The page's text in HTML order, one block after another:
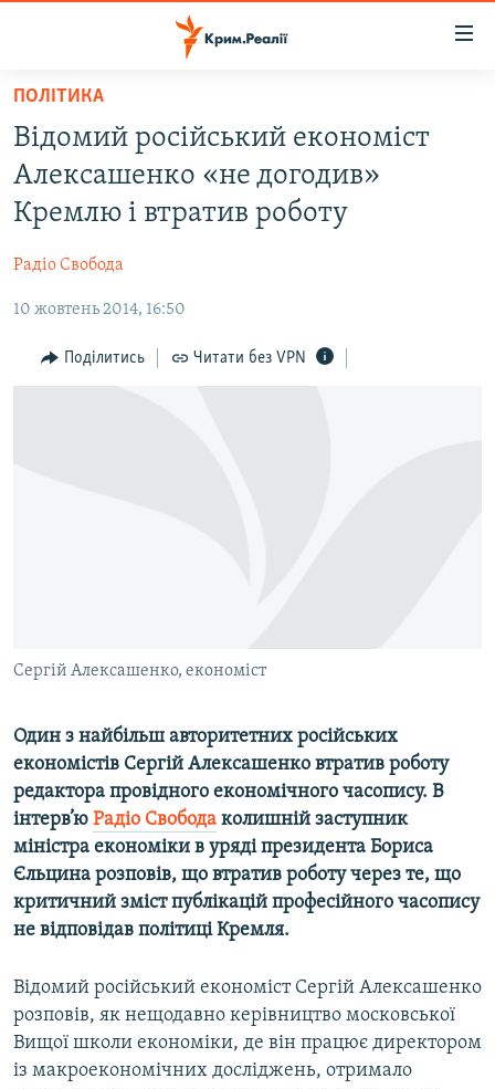
Перейти
основного
матеріалу
Перейти
до
основної
Перейти
пошуку
ВОДА.КРИМ
ВІДЕО ТА ФОТО
БЛОГИ
ПОГЛЯД
ІНТЕРВ'Ю
Усі сайти RFE/RL
ПОЛІТИКА
Відомий російський економіст
Алексашенко «не догодив»
Кремлю і втратив роботу
Радіо Свобода
10 жовтень 2014, 16:50
Поділитись Читати без VPN
Сергій Алексашенко, економіст
Один з найбільш авторитетних російських
економістів Сергій Алексашенко втратив роботу
редактора провідного економічного часопису. В
інтерв’ю Радіо Свобода колишній заступник
міністра економіки в уряді президента Бориса
Єльцина розповів, що втратив роботу через те, що
критичний зміст публікацій професійного часопису
не відповідав політиці Кремля.
Відомий російський економіст Сергій Алексашенко
розповів, як нещодавно керівництво московської
Вищої школи економіки, де він працює директором
із макроекономічних досліджень, отримало